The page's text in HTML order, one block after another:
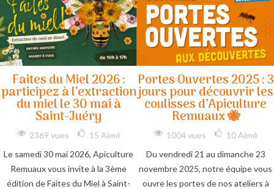
Faites du Miel 2026 :
participez à l’extraction
du miel le 30 mai à
Saint-Juéry
2369 vues 15 Aimé
Le samedi 30 mai 2026, Apiculture
Remuaux vous invite à la 3ème
édition de Faites du Miel à Saint-
Portes Ouvertes 2025 : 3
jours pour découvrir les
coulisses d’Apiculture
Remuaux 🐝
1004 vues 10 Aimé
Du vendredi 21 au dimanche 23
novembre 2025, notre équipe vous
ouvre les portes de nos ateliers à